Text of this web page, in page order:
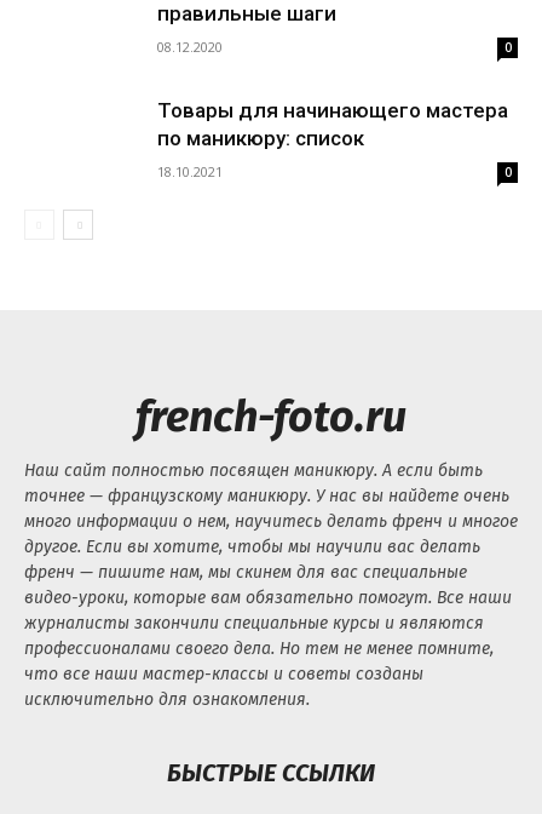
правильные шаги
08.12.2020 0
Товары для начинающего мастера
по маникюру: список
18.10.2021 0
french-foto.ru
Наш сайт полностью посвящен маникюру. А если быть
точнее — французскому маникюру. У нас вы найдете очень
много информации о нем, научитесь делать френч и многое
другое. Если вы хотите, чтобы мы научили вас делать
френч — пишите нам, мы скинем для вас специальные
видео-уроки, которые вам обязательно помогут. Все наши
журналисты закончили специальные курсы и являются
профессионалами своего дела. Но тем не менее помните,
что все наши мастер-классы и советы созданы
исключительно для ознакомления.
БЫСТРЫЕ ССЫЛКИ